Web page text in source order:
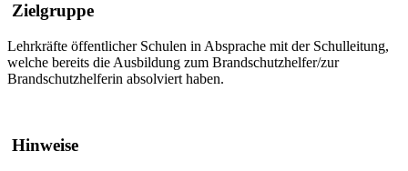
Zielgruppe
Lehrkräfte öffentlicher Schulen in Absprache mit der Schulleitung,
welche bereits die Ausbildung zum Brandschutzhelfer/zur
Brandschutzhelferin absolviert haben.
Hinweise